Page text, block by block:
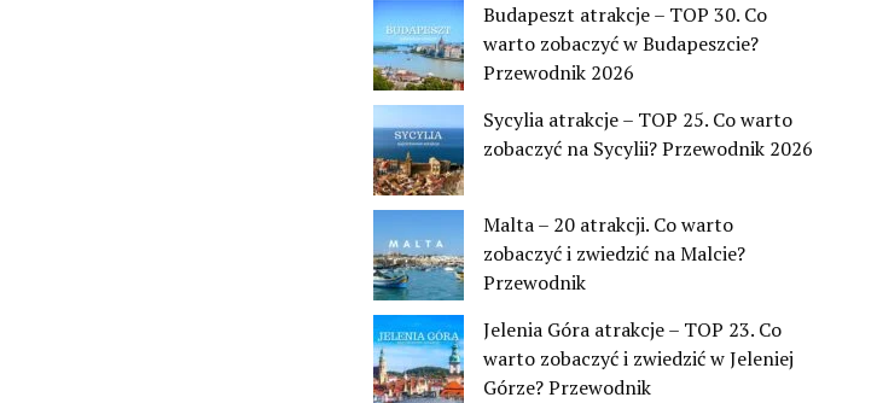
Budapeszt atrakcje – TOP 30. Co
warto zobaczyć w Budapeszcie?
Przewodnik 2026
Sycylia atrakcje – TOP 25. Co warto
zobaczyć na Sycylii? Przewodnik 2026
Malta – 20 atrakcji. Co warto
zobaczyć i zwiedzić na Malcie?
Przewodnik
Jelenia Góra atrakcje – TOP 23. Co
warto zobaczyć i zwiedzić w Jeleniej
Górze? Przewodnik